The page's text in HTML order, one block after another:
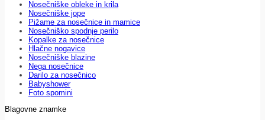
Nosečniške obleke in krila
Nosečniške jope
Pižame za nosečnice in mamice
Nosečniško spodnje perilo
Kopalke za nosečnice
Hlačne nogavice
Nosečniške blazine
Nega nosečnice
Darilo za nosečnico
Babyshower
Foto spomini
Blagovne znamke